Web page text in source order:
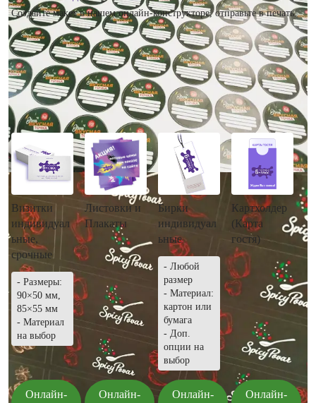
Создайте макет в нашем онлайн-конструкторе, отправьте в печать.
Рекомендуем посмотреть
Визитки
индивидуал
ьные,
срочные
- Размеры:
90×50 мм,
85×55 мм
- Материал
на выбор
Онлайн-
Листовки и
Плакаты
Онлайн-
Бирки
индивидуал
ьные
- Любой
размер
- Материал:
картон или
бумага
- Доп.
опции на
выбор
Онлайн-
Картхолдер
(Карта
гостя)
Онлайн-